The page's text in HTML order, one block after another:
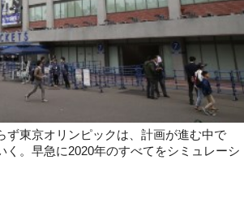
ず東京オリンピックは、計画が進む中で
。早急に2020年のすべてをシミュレーシ